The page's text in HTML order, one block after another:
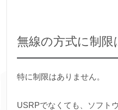
無線の方式に制限
特に制限はありません。
USRPでなくても、ソフト